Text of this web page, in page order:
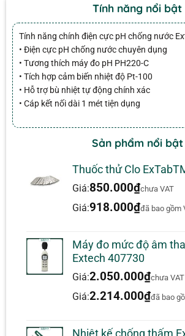
Tính năng nổi bật
Tính năng chính điện cực pH chống nước
• Điện cực pH chống nước chuyên dụng
• Tương thích máy đo pH PH220-C
• Tích hợp cảm biến nhiệt độ Pt-100
• Hỗ trợ bù nhiệt tự động chính xác
• Cáp kết nối dài 1 mét tiện dụng
Sản phẩm nổi bật
Thuốc thử Clo
Giá:850.000₫chưa VAT
Giá:918.000₫đã bao gồm
Máy đo mức độ âm
Extech 407730
Giá:2.050.000₫chưa VAT
Giá:2.214.000₫đã bao
Nhiệt kế chống thấm